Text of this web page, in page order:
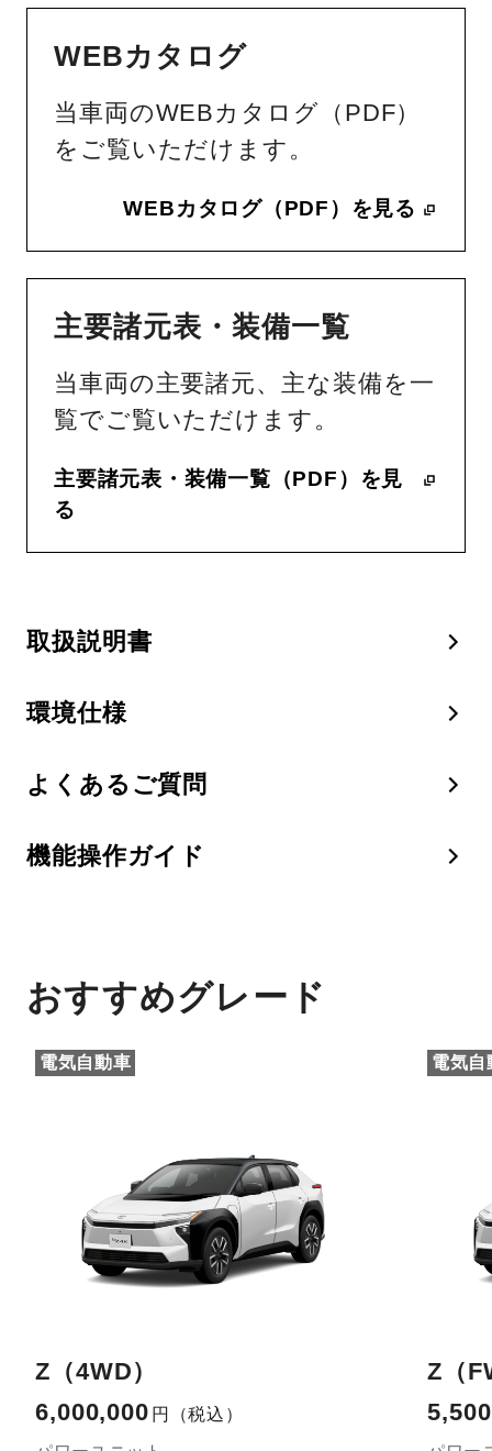
WEBカタログ
当車両のWEBカタログ（PDF）
をご覧いただけます。
WEBカタログ（PDF）を見る
主要諸元表・装備一覧
当車両の主要諸元、主な装備を一
覧でご覧いただけます。
主要諸元表・装備一覧（PDF）を見
る
取扱説明書
環境仕様
よくあるご質問
機能操作ガイド
おすすめグレード
電気自動車
Z（4WD）
6,000,000 円
（税込）
電気自
Z（